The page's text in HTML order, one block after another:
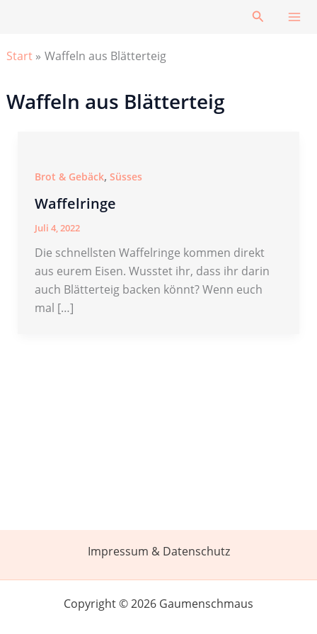
Suchen
Start Waffeln aus Blätterteig
Waffeln aus Blätterteig
Brot & Gebäck, Süsses
Waffelringe
Juli 4, 2022
Die schnellsten Waffelringe kommen direkt
aus eurem Eisen. Wusstet ihr, dass ihr darin
auch Blätterteig backen könnt? Wenn euch
mal […]
Impressum & Datenschutz
Copyright © 2026 Gaumenschmaus